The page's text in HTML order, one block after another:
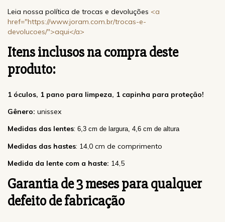
Leia nossa política de trocas e devoluções <a
href="https://www.joram.com.br/trocas-e-
devolucoes/">aqui</a>
Itens inclusos na compra deste
produto:
1 óculos, 1 pano para limpeza, 1 capinha para proteção!
Gênero: unissex
Medidas das lentes: 6,3 cm de largura, 4,6 cm de altura
Medidas das hastes: 14,0 cm de comprimento
Medida da lente com a haste: 14,5
Garantia de 3 mesespara qualquer
defeito de fabricação